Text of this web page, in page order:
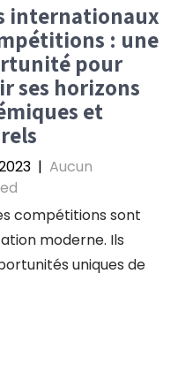
internationaux
: une
pour
ses horizons
et
| Aucun
compétitions sont
moderne. Ils
uniques de